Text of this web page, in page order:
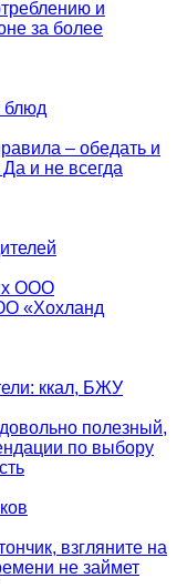
и
за более
блюд
– обедать и
и не всегда
ООО
«Хохланд
ккал, БЖУ
полезный,
по выбору
взгляните на
не займет